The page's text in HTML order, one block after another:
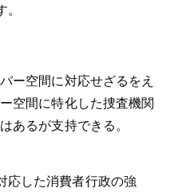
ー空間に対応せざるをえ
空間に特化した捜査機関
あるが支持できる。
応した消費者行政の強